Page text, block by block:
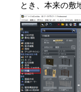
とき、本来の敷